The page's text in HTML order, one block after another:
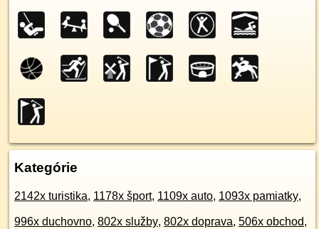
Kategórie
2142x turistika, 1178x šport, 1109x auto, 1093x pamiatky,
996x duchovno, 802x služby, 802x doprava, 506x obchod,